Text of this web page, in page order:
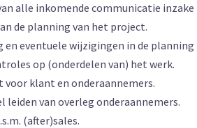
alle inkomende communicatie
de planning van het project.
en eventuele wijzigingen in de
op (onderdelen van) het werk.
voor klant en onderaannemers.
leiden van overleg onderaannemers.
(after)sales.